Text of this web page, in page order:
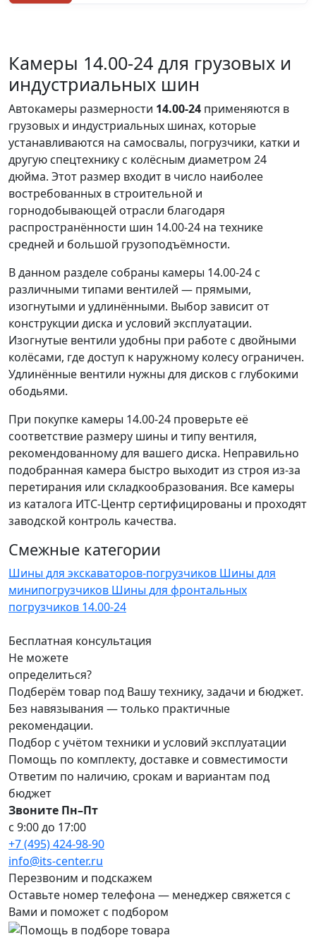
Камеры 14.00-24 для грузовых и
индустриальных шин
Автокамеры размерности 14.00-24 применяются в
грузовых и индустриальных шинах, которые
устанавливаются на самосвалы, погрузчики, катки и
другую спецтехнику с колёсным диаметром 24
дюйма. Этот размер входит в число наиболее
востребованных в строительной и
горнодобывающей отрасли благодаря
распространённости шин 14.00-24 на технике
средней и большой грузоподъёмности.
В данном разделе собраны камеры 14.00-24 с
различными типами вентилей — прямыми,
изогнутыми и удлинёнными. Выбор зависит от
конструкции диска и условий эксплуатации.
Изогнутые вентили удобны при работе с двойными
колёсами, где доступ к наружному колесу ограничен.
Удлинённые вентили нужны для дисков с глубокими
ободьями.
При покупке камеры 14.00-24 проверьте её
соответствие размеру шины и типу вентиля,
рекомендованному для вашего диска. Неправильно
подобранная камера быстро выходит из строя из-за
перетирания или складкообразования. Все камеры
из каталога ИТС-Центр сертифицированы и проходят
заводской контроль качества.
Смежные категории
Шины для экскаваторов-погрузчиков Шины для
минипогрузчиков Шины для фронтальных
погрузчиков 14.00-24
Бесплатная консультация
Не можете
определиться?
Подберём товар под Вашу технику, задачи и бюджет.
Без навязывания — только практичные
рекомендации.
Подбор с учётом техники и условий эксплуатации
Помощь по комплекту, доставке и совместимости
Ответим по наличию, срокам и вариантам под
бюджет
Звоните Пн–Пт
с 9:00 до 17:00
+7 (495) 424-98-90
info@its-center.ru
Перезвоним и подскажем
Оставьте номер телефона — менеджер свяжется с
Вами и поможет с подбором